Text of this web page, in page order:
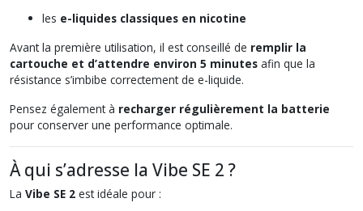
les e-liquides classiques en nicotine
Avant la première utilisation, il est conseillé de remplir la
cartouche et d’attendre environ 5 minutes afin que la
résistance s’imbibe correctement de e-liquide.
Pensez également à recharger régulièrement la batterie
pour conserver une performance optimale.
À qui s’adresse la Vibe SE 2 ?
La Vibe SE 2 est idéale pour :